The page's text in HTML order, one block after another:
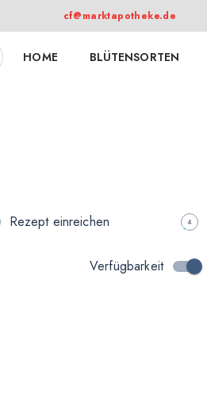
cf@marktapotheke.de
HOME BLÜTENSORTEN
Rezept einreichen
Verfügbarkeit